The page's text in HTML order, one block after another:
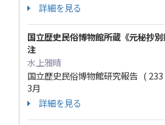
詳細を見る
国立歴史民俗博物館所蔵《元秘抄
注
水上雅晴
国立歴史民俗博物館研究報告 (
3月
詳細を見る